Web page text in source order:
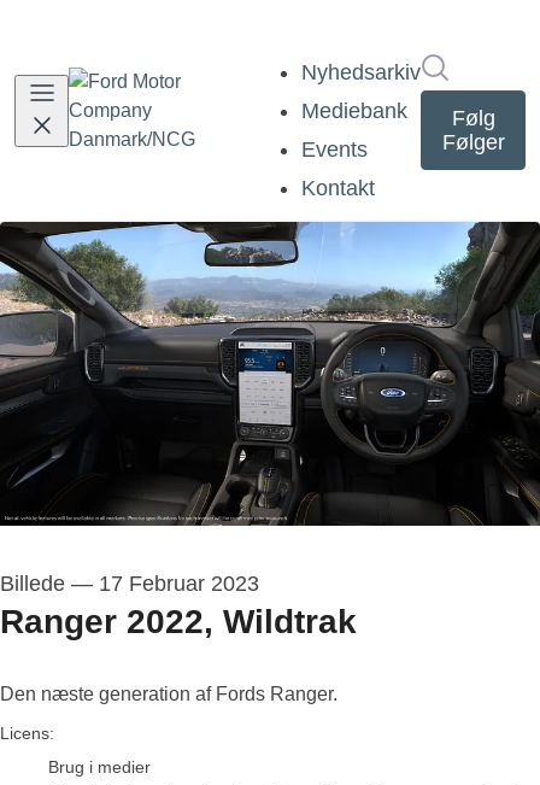
Nyhedsarkiv
Mediebank
Events
Kontakt
Følg
Følger
Billede — 17 Februar 2023
Ranger 2022, Wildtrak
Den næste generation af Fords Ranger.
go to media item
Licens:
Brug i medier